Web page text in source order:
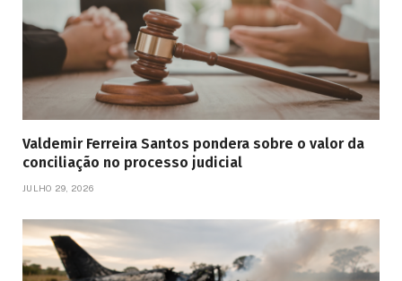
Valdemir Ferreira Santos pondera sobre o valor da
conciliação no processo judicial
JULHO 29, 2026